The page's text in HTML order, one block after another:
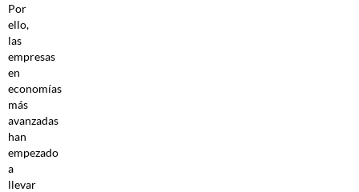
Por
ello,
las
empresas
en
economías
más
avanzadas
han
empezado
a
llevar